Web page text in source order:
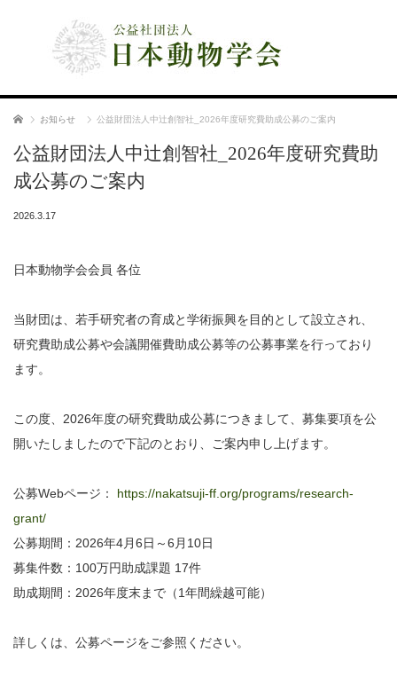
ホーム お知らせ 公益財団法人中辻創智社_2026年度研究費助成公募のご案内
公益財団法人中辻創智社_2026年度研究費助
成公募のご案内
2026.3.17
日本動物学会会員 各位
当財団は、若手研究者の育成と学術振興を目的として設立され、
研究費助成公募や会議開催費助成公募等の公募事業を行っており
ます。
この度、2026年度の研究費助成公募につきまして、募集要項を公
開いたしましたので下記のとおり、ご案内申し上げます。
公募Webページ： https://nakatsuji-ff.org/programs/research-
grant/
公募期間：2026年4月6日～6月10日
募集件数：100万円助成課題 17件
助成期間：2026年度末まで（1年間繰越可能）
詳しくは、公募ページをご参照ください。